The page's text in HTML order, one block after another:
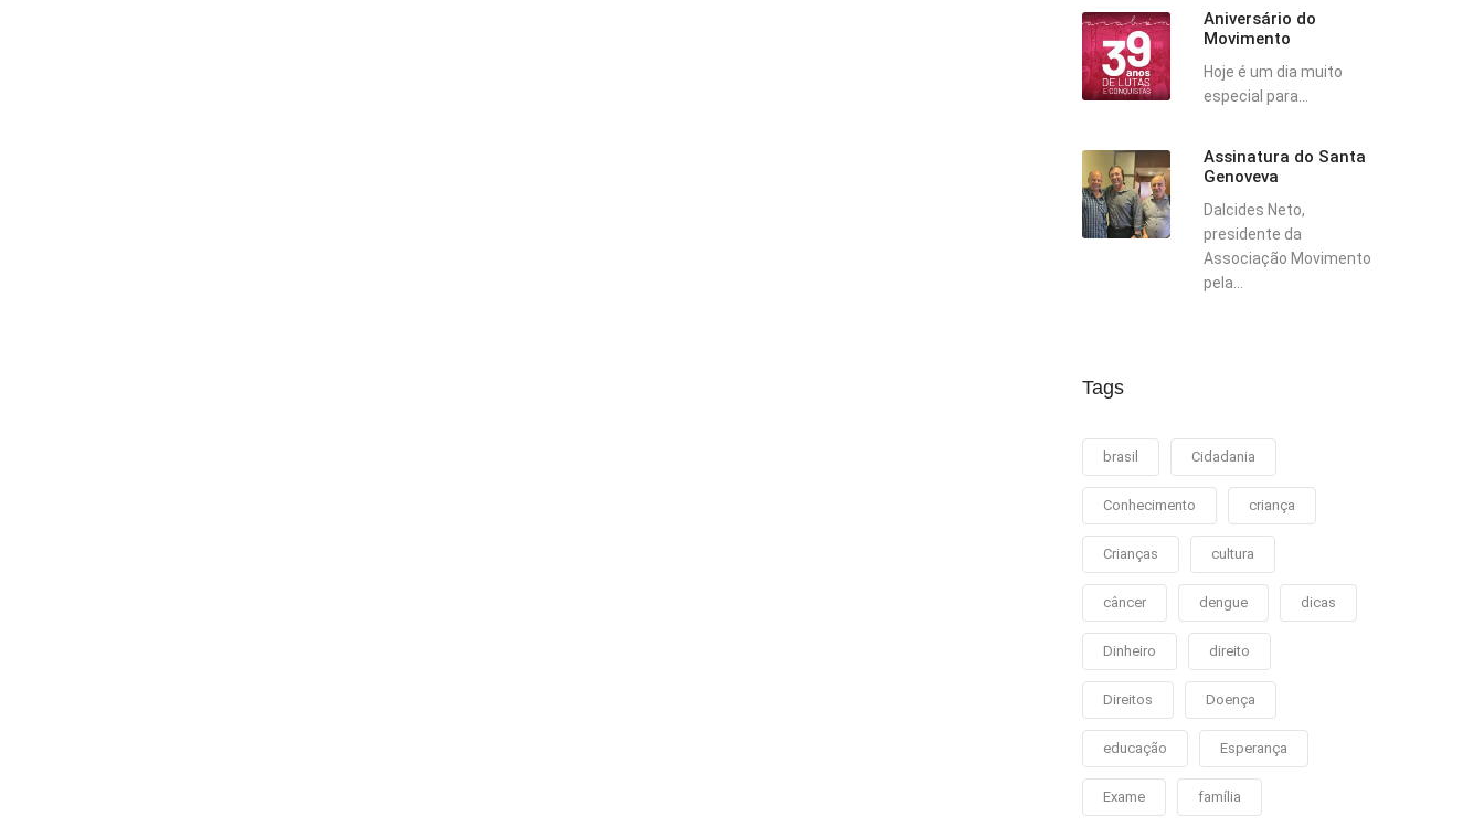
Aniversário do
Movimento
Hoje é um dia muito
especial para...
Assinatura do Santa
Genoveva
Dalcides Neto,
presidente da
Associação Movimento
pela...
Tags
brasil Cidadania
Conhecimento criança
Crianças cultura
câncer dengue dicas
Dinheiro direito
Direitos Doença
educação Esperança
Exame família